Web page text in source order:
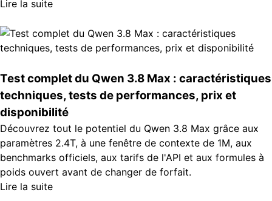
résultats.
Lire la suite
Test complet du Qwen 3.8 Max : caractéristiques
techniques, tests de performances, prix et
disponibilité
Découvrez tout le potentiel du Qwen 3.8 Max grâce aux
paramètres 2.4T, à une fenêtre de contexte de 1M, aux
benchmarks officiels, aux tarifs de l'API et aux formules à
poids ouvert avant de changer de forfait.
Lire la suite